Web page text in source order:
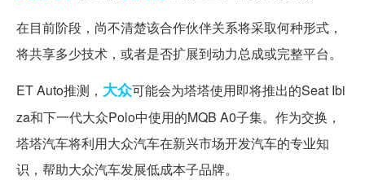
在目前阶段，尚不清楚该合作伙伴关系将采取何种形式，
将共享多少技术，或者是否扩展到动力总成或完整平台。
ET Auto推测， 大众可能会为塔塔使用即将推出的Seat Ibi
za和下一代大众Polo中使用的MQB A0子集。作为交换，
塔塔汽车将利用大众汽车在新兴市场开发汽车的专业知
识，帮助大众汽车发展低成本子品牌。